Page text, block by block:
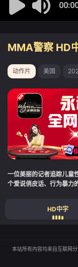
MMA警察 HD
动作片 美国
一位美丽的记者追踪儿童
个爱说俏皮话、行为暴力
HD中字
本站所有内容均来自互联网